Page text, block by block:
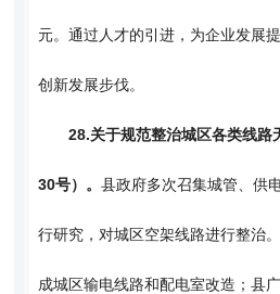
元。通过人才的引进，为企业发展
创新发展步伐。
28.关于规范整治城区各类线路
30号）。 县政府多次召集城管、供
行研究，对城区空架线路进行整治
成城区输电线路和配电室改造；县